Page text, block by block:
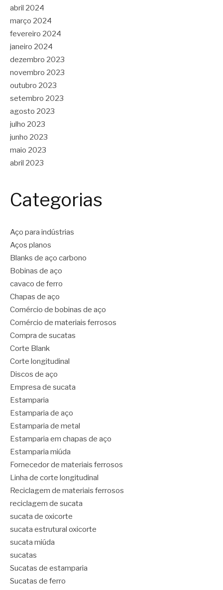
abril 2024
março 2024
fevereiro 2024
janeiro 2024
dezembro 2023
novembro 2023
outubro 2023
setembro 2023
agosto 2023
julho 2023
junho 2023
maio 2023
abril 2023
Categorias
Aço para indústrias
Aços planos
Blanks de aço carbono
Bobinas de aço
cavaco de ferro
Chapas de aço
Comércio de bobinas de aço
Comércio de materiais ferrosos
Compra de sucatas
Corte Blank
Corte longitudinal
Discos de aço
Empresa de sucata
Estamparia
Estamparia de aço
Estamparia de metal
Estamparia em chapas de aço
Estamparia miúda
Fornecedor de materiais ferrosos
Linha de corte longitudinal
Reciclagem de materiais ferrosos
reciclagem de sucata
sucata de oxicorte
sucata estrutural oxicorte
sucata miúda
sucatas
Sucatas de estamparia
Sucatas de ferro